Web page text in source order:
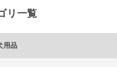
リ一覧
用品